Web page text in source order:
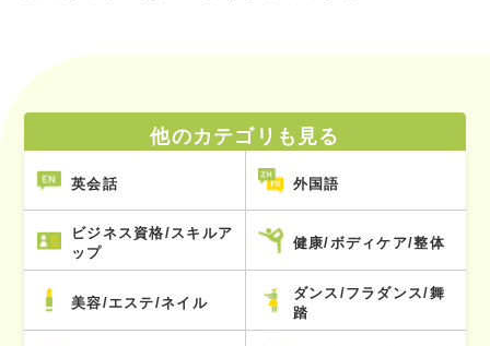
他のカテゴリも見る
英会話 外国語
ビジネス資格/スキルア
ップ
健康/ボディケア/整体
美容/エステ/ネイル
ダンス/フラダンス/舞
踏